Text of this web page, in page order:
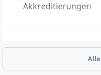
Akkreditierungen
Was zeichnet die
Details
Luxury, Fashion &